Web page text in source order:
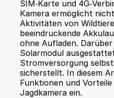
SIM‑Karte und
Kamera ermöglicht
Aktivitäten von
beeindruckende
ohne Aufladen.
Solarmodul
Stromversorgung
sicherstellt. In diesem
Funktionen und
Jagdkamera ein.